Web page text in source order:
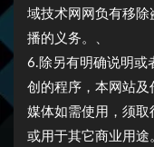
域技术网网负有移
播的义务。、
6.除另有明确说明或
创的程序，本网站
媒体如需使用，须
或用于其它商业用途